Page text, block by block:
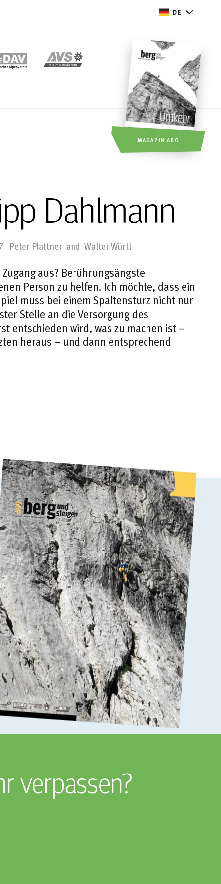
DE
MAGAZIN ABO
Dahlmann
Peter Plattner andWalter Würtl
aus? Berührungsängste
Person zu helfen. Ich möchte, dass ein
muss bei einem Spaltensturz nicht nur
Stelle an die Versorgung des
entschieden wird, was zu machen ist –
heraus – und dann entsprechend
verpassen?